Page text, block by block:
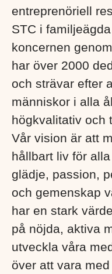
entreprenöriell
STC i
koncernen
har över 2000
och strävar efter
människor i alla
högkvalitativ och
Vår vision är att
hållbart liv för
glädje, passion,
och gemenskap
har en stark
på nöjda, aktiva
utveckla våra
över att vara